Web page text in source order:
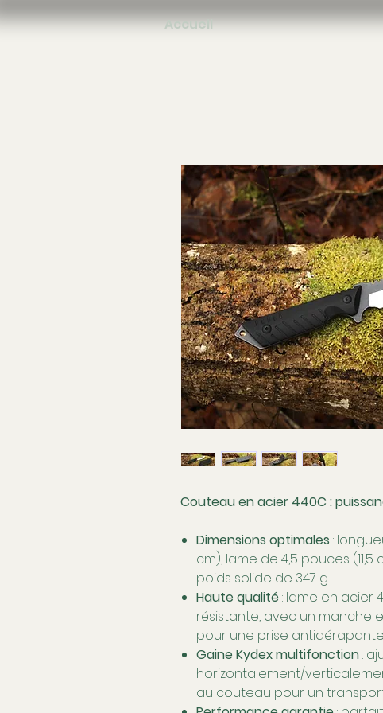
Accueil
Couteau en acier 440C :
Dimensions optimales :
cm), lame de 4,5 pouces
poids solide de 347 g.
Haute qualité: lame en acier
résistante, avec un manche
pour une prise
Gaine Kydex multifonction:
horizontalement/
au couteau pour un